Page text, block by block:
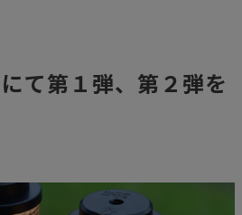
て第１弾、第２弾を